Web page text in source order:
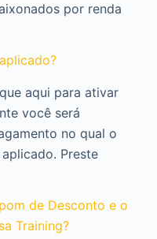
por renda
aqui para ativar
você será
no qual o
Preste
de Desconto e o
Training?